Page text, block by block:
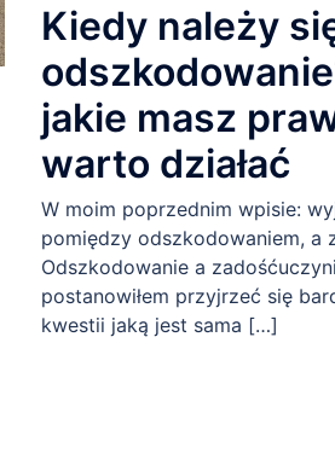
Kiedy należy
jakie masz
warto działać
W moim poprzednim wpisie:
pomiędzy odszkodowaniem, a
Odszkodowanie a
postanowiłem przyjrzeć się
kwestii jaką jest sama […]